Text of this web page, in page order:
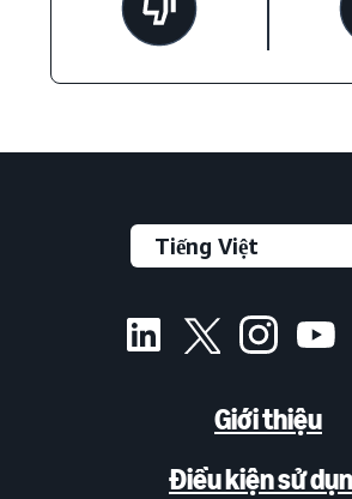
Giới thiệu
Điều kiện sử